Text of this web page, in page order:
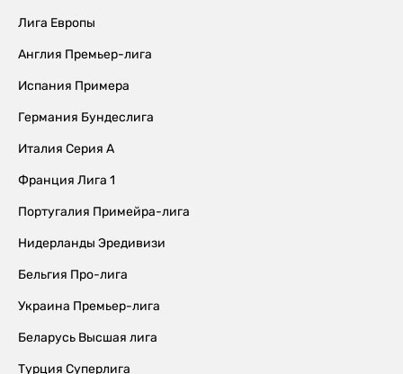
Лига Европы
Англия Премьер-лига
Испания Примера
Германия Бундеслига
Италия Серия А
Франция Лига 1
Португалия Примейра-лига
Нидерланды Эредивизи
Бельгия Про-лига
Украина Премьер-лига
Беларусь Высшая лига
Турция Суперлига